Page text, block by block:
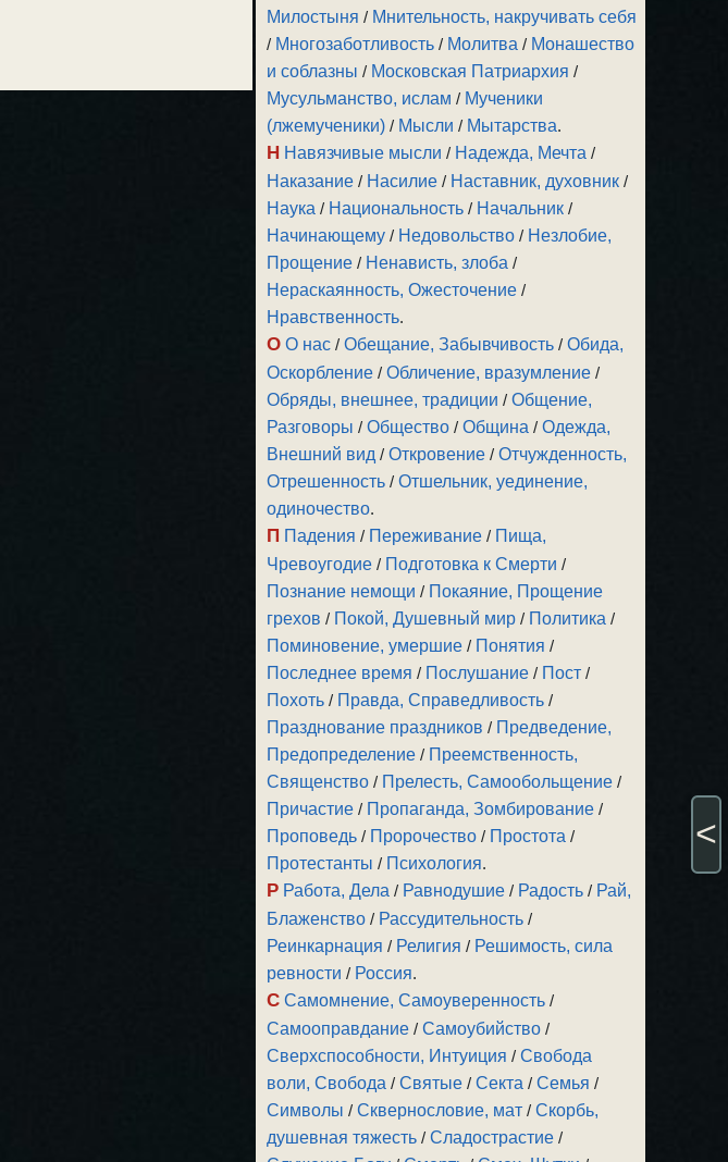
Милостыня / Мнительность, накручивать себя
/ Многозаботливость / Молитва / Монашество
и соблазны / Московская Патриархия /
Мусульманство, ислам / Мученики
(лжемученики) / Мысли / Мытарства.
Н Навязчивые мысли / Надежда, Мечта /
Наказание / Насилие / Наставник, духовник /
Наука / Национальность / Начальник /
Начинающему / Недовольство / Незлобие,
Прощение / Ненависть, злоба /
Нераскаянность, Ожесточение /
Нравственность.
О О нас /Обещание, Забывчивость /Обида,
Оскорбление /Обличение, вразумление /
Обряды, внешнее, традиции /Общение,
Разговоры /Общество /Община /Одежда,
Внешний вид /Откровение /Отчужденность,
Отрешенность /Отшельник, уединение,
одиночество.
П Падения / Переживание / Пища,
Чревоугодие / Подготовка к Смерти /
Познание немощи / Покаяние, Прощение
грехов / Покой, Душевный мир / Политика /
Поминовение, умершие / Понятия /
Последнее время / Послушание / Пост /
Похоть / Правда, Справедливость /
Празднование праздников / Предведение,
Предопределение / Преемственность,
Священство / Прелесть, Самообольщение /
Причастие / Пропаганда, Зомбирование /
Проповедь / Пророчество / Простота /
Протестанты / Психология.
Р Работа, Дела / Равнодушие / Радость / Рай,
Блаженство / Рассудительность /
Реинкарнация / Религия / Решимость, сила
ревности / Россия.
С Самомнение, Самоуверенность /
Самооправдание /Самоубийство /
Сверхспособности, Интуиция /Свобода
воли, Свобода /Святые /Секта /Семья /
Символы /Сквернословие, мат /Скорбь,
душевная тяжесть /Сладострастие /
<